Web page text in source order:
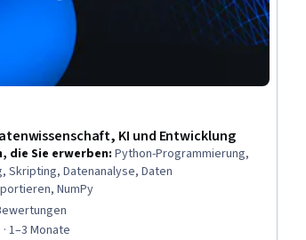
KI und Entwicklung
die Sie erwerben:Python-Programmierung,
Skripting, Datenanalyse, Daten
NumPy
von 5 Sternen
1–3 Monate